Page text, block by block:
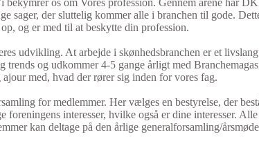
sager, der sluttelig kommer alle i branchen til gode.
og er med til at beskytte din profession.
udvikling. At arbejde i skønhedsbranchen er et
trends og udkommer 4-5 gange årligt med
med, hvad der rører sig inden for vores fag.
for medlemmer. Her vælges en bestyrelse, der
foreningens interesser, hvilke også er dine interesser.
kan deltage på den årlige generalforsamling/